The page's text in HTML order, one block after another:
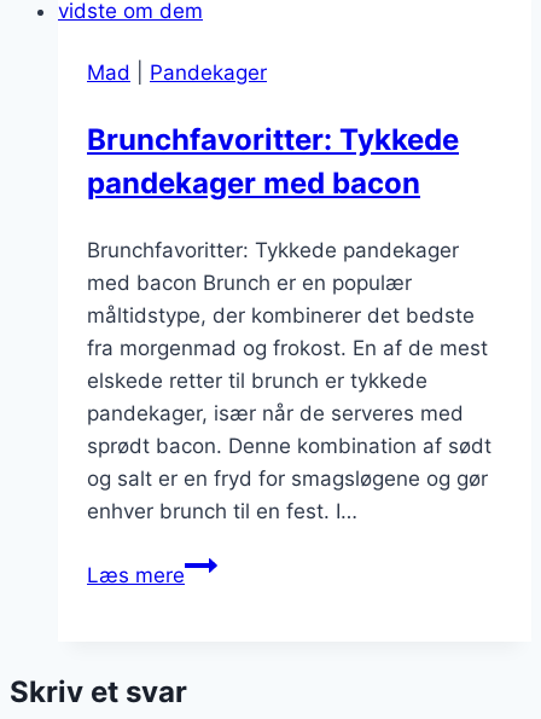
med
Mad
Pandekager
Brunchfavoritter: Tykkede
pandekager med bacon
Brunchfavoritter: Tykkede pandekager
med bacon Brunch er en populær
måltidstype, der kombinerer det bedste
fra morgenmad og frokost. En af de mest
elskede retter til brunch er tykkede
pandekager, især når de serveres med
sprødt bacon. Denne kombination af sødt
og salt er en fryd for smagsløgene og gør
enhver brunch til en fest. I…
Læs mereBrunchfavoritter:
bacon
Skriv et svar